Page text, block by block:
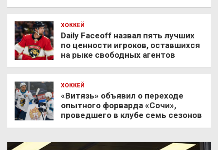
ХОККЕЙ
Daily Faceoff назвал пять лучших
по ценности игроков, оставшихся
на рыке свободных агентов
ХОККЕЙ
«Витязь» объявил о переходе
опытного форварда «Сочи»,
проведшего в клубе семь сезонов